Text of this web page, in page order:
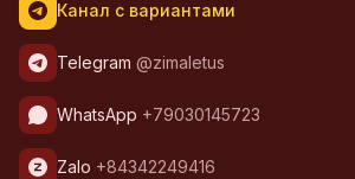
Канал с вариантами
Telegram @zimaletus
WhatsApp +79030145723
Zalo +84342249416